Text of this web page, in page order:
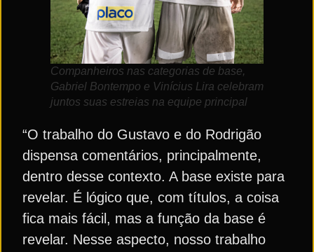
Companheiros nas categorias de base,
Gabriel Bontempo e Vinícius Lira celebram
juntos suas estreias na equipe principal
“O trabalho do Gustavo e do Rodrigão
dispensa comentários, principalmente,
dentro desse contexto. A base existe para
revelar. É lógico que, com títulos, a coisa
fica mais fácil, mas a função da base é
revelar. Nesse aspecto, nosso trabalho